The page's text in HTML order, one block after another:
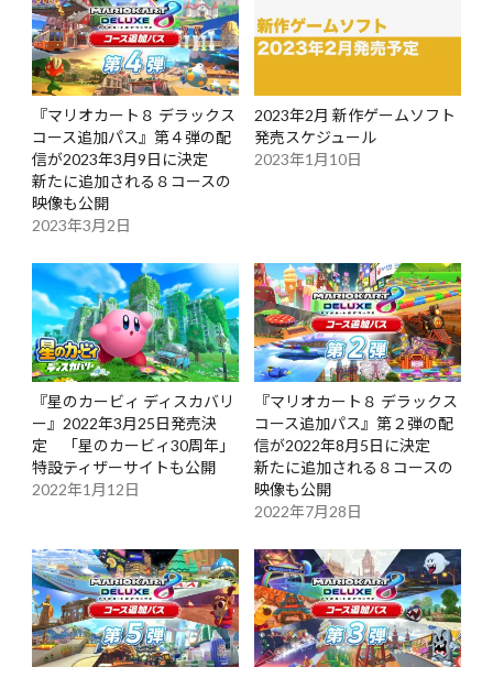
『マリオカート８ デラックス
コース追加パス』第４弾の配
信が2023年3月9日に決定
新たに追加される８コースの
映像も公開
2023年3月2日
2023年2月 新作ゲームソフト
発売スケジュール
2023年1月10日
『星のカービィ ディスカバリ
ー』2022年3月25日発売決
定 「星のカービィ30周年」
特設ティザーサイトも公開
2022年1月12日
『マリオカート８ デラックス
コース追加パス』第２弾の配
信が2022年8月5日に決定
新たに追加される８コースの
映像も公開
2022年7月28日